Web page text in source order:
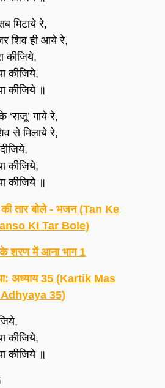
मिटाये रे,
शिव ही आये रे,
कीजिये,
कीजिये,
कीजिये ॥
गाये रे,
से मिलाये रे,
कीजिये,
कीजिये ॥
की तार बोले - भजन (Tan Ke
Ki Tar Bole)
के शरण में आना भाग 1
अध्याय 35 (Kartik Mas
35)
कीजिये,
कीजिये ॥